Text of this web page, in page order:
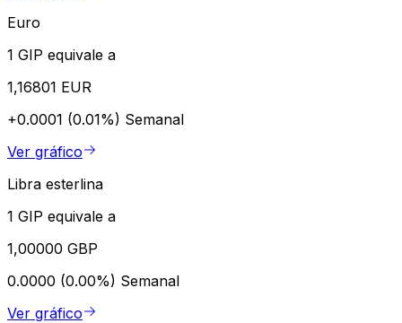
Euro
1 GIP equivale a
1,16801 EUR
+0.0001 (0.01%) Semanal
Ver gráfico
Libra esterlina
1 GIP equivale a
1,00000 GBP
0.0000 (0.00%) Semanal
Ver gráfico